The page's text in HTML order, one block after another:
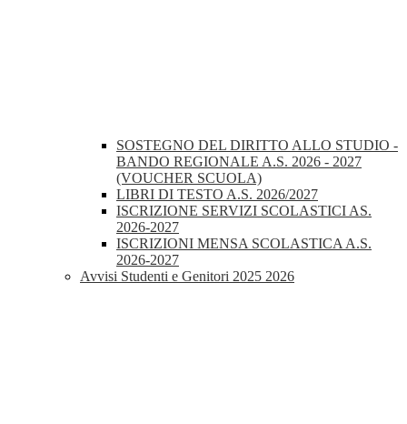
SOSTEGNO DEL DIRITTO ALLO STUDIO -
BANDO REGIONALE A.S. 2026 - 2027
(VOUCHER SCUOLA)
LIBRI DI TESTO A.S. 2026/2027
ISCRIZIONE SERVIZI SCOLASTICI AS.
2026-2027
ISCRIZIONI MENSA SCOLASTICA A.S.
2026-2027
Avvisi Studenti e Genitori 2025 2026